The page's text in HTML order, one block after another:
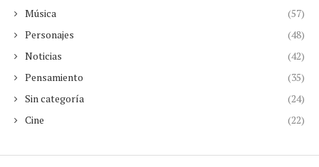
Música
(57)
Personajes
(48)
Noticias
(42)
Pensamiento
(35)
Sin categoría
(24)
Cine
(22)